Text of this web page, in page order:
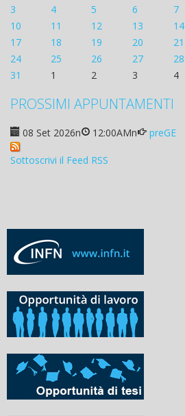
3
4 5 6 7
10
11 12 13 14
17
18 19 20 21
24
25 26 27 28
31
1 2 3 4
PROSSIMI APPUNTAMENTI
08 Set 2026n 12:00AMn preGE
Sottoscrivi il Feed RSS